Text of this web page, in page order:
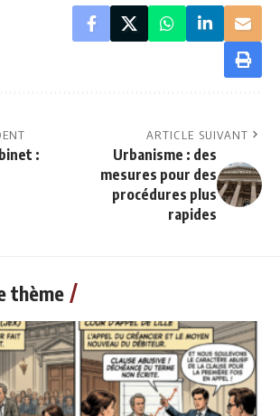
:
ARTICLE SUIVANT
Urbanisme : des
mesures pour des
procédures plus
rapides
thème